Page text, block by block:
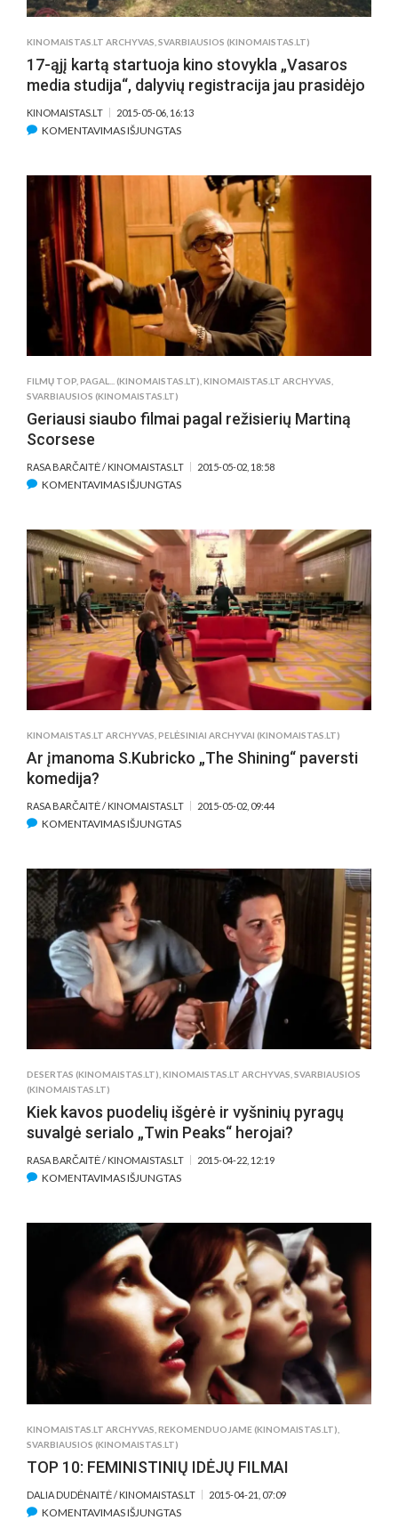
KINOMAISTAS.LT ARCHYVAS SVARBIAUSIOS (KINOMAISTAS.LT)
17-ąjį kartą startuoja kino stovykla „Vasaros
media studija“, dalyvių registracija jau prasidėjo
KINOMAISTAS.LT 2015-05-06, 16:13
KOMENTAVIMAS IŠJUNGTASĮRAŠE
KARTĄ
STARTUOJA
KINO
STOVYKLA
„VASAROS
MEDIA
STUDIJA“,
DALYVIŲ
REGISTRACIJA
JAU
FILMŲ TOP, PAGAL... (KINOMAISTAS.LT) KINOMAISTAS.LT ARCHYVAS
SVARBIAUSIOS (KINOMAISTAS.LT)
Geriausi siaubo filmai pagal režisierių Martiną
Scorsese
RASA BARČAITĖ / KINOMAISTAS.LT 2015-05-02, 18:58
KOMENTAVIMAS IŠJUNGTASĮRAŠE
FILMAI
PAGAL
REŽISIERIŲ
MARTINĄ
SCORSESE
KINOMAISTAS.LT ARCHYVAS PELĖSINIAI ARCHYVAI (KINOMAISTAS.LT)
Ar įmanoma S.Kubricko „The Shining“ paversti
komedija?
RASA BARČAITĖ / KINOMAISTAS.LT 2015-05-02, 09:44
KOMENTAVIMAS IŠJUNGTASĮRAŠE
S.KUBRICKO
PAVERSTI
KOMEDIJA?
DESERTAS (KINOMAISTAS.LT) KINOMAISTAS.LT ARCHYVAS SVARBIAUSIOS
(KINOMAISTAS.LT)
Kiek kavos puodelių išgėrė ir vyšninių pyragų
suvalgė serialo „Twin Peaks“ herojai?
RASA BARČAITĖ / KINOMAISTAS.LT 2015-04-22, 12:19
KOMENTAVIMAS IŠJUNGTASĮRAŠE
PUODELIŲ
IŠGĖRĖ
VYŠNINIŲ
PYRAGŲ
SUVALGĖ
SERIALO
„TWIN
PEAKS“
HEROJAI?
KINOMAISTAS.LT ARCHYVAS REKOMENDUOJAME (KINOMAISTAS.LT)
SVARBIAUSIOS (KINOMAISTAS.LT)
TOP 10: FEMINISTINIŲ IDĖJŲ FILMAI
DALIA DUDĖNAITĖ / KINOMAISTAS.LT 2015-04-21, 07:09
KOMENTAVIMAS IŠJUNGTASĮRAŠE